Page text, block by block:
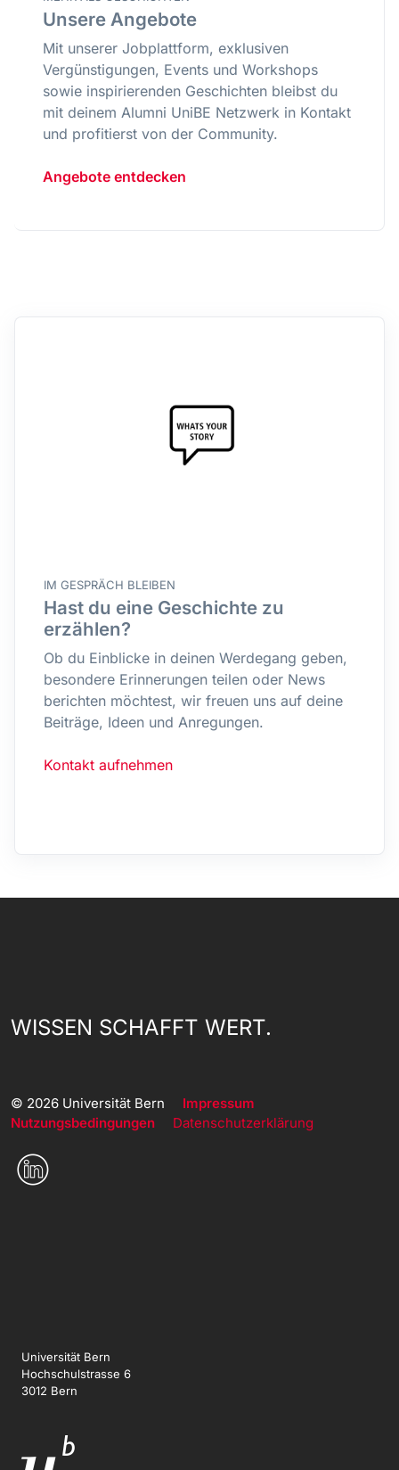
Unsere Angebote
Mit unserer Jobplattform, exklusiven
Vergünstigungen, Events und Workshops
sowie inspirierenden Geschichten bleibst du
mit deinem Alumni UniBE Netzwerk in Kontakt
und profitierst von der Community.
Angebote entdecken
IM GESPRÄCH BLEIBEN
Hast du eine Geschichte zu
erzählen?
Ob du Einblicke in deinen Werdegang geben,
besondere Erinnerungen teilen oder News
berichten möchtest, wir freuen uns auf deine
Beiträge, Ideen und Anregungen.
Kontakt aufnehmen
WISSEN SCHAFFT WERT.
© 2026 Universität Bern Impressum
Nutzungsbedingungen
Datenschutzerklärung
Universität Bern
Hochschulstrasse 6
3012 Bern